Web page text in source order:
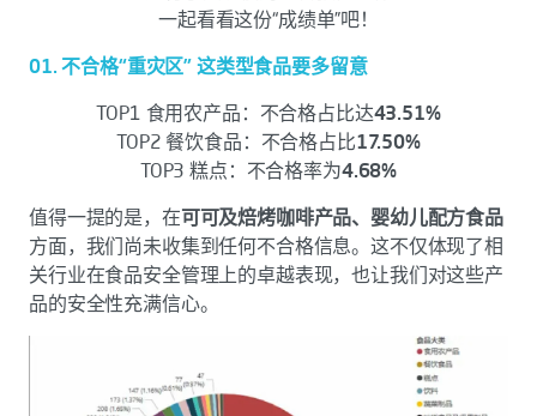
一起看看这份“成绩单”吧！
01. 不合格“重灾区” 这类型食品要多留意
TOP1 食用农产品：不合格占比达43.51%
TOP2 餐饮食品：不合格占比17.50%
TOP3 糕点：不合格率为4.68%
值得一提的是，在可可及焙烤咖啡产品、婴幼儿配方食品
方面，我们尚未收集到任何不合格信息。这不仅体现了相
关行业在食品安全管理上的卓越表现，也让我们对这些产
品的安全性充满信心。